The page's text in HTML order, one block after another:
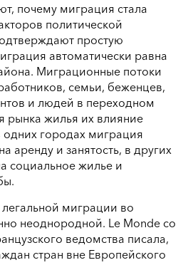
почему миграция стала
политической
простую
автоматически равна
Миграционные потоки
семьи, беженцев,
и людей в переходном
рынка жилья их влияние
городах миграция
аренду и занятость, в других
социальное жилье и
легальной миграции во
неоднородной. Le Monde со
ведомства писала,
стран вне Европейского